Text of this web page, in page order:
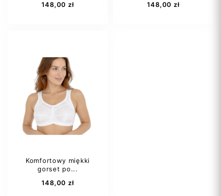
148,00 zł
80D
85B
85C
85F
90B
+19
Dodaj do koszyka
148,00 zł
Komfortowy miękki
gorset po...
148,00 zł